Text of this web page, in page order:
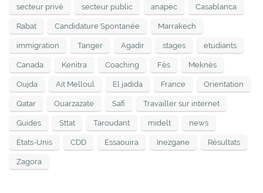
secteur privé secteur public anapec Casablanca
Rabat Candidature Spontanée Marrakech
immigration Tanger Agadir stages etudiants
Canada Kenitra Coaching Fès Meknès
Oujda Ait Melloul El jadida France Orientation
Qatar Ouarzazate Safi Travailler sur internet
Guides Sttat Taroudant midelt news
États-Unis CDD Essaouira Inezgane Résultats
Zagora